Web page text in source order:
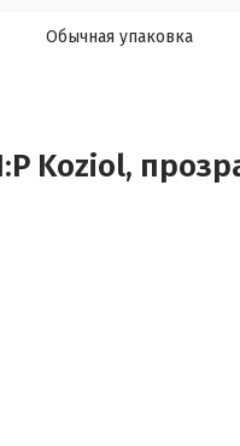
Обычная упаковка
Koziol,